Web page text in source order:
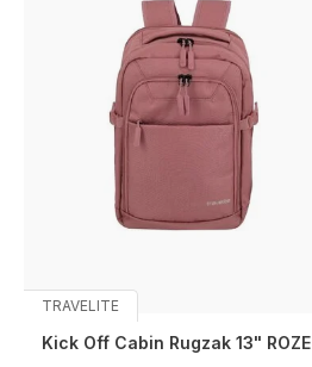
TRAVELITE
Kick Off Cabin Rugzak 13" ROZE